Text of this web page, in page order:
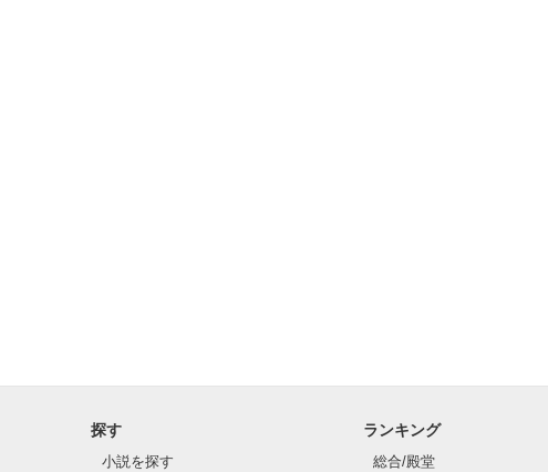
探す
小説を探す
ランキング
総合/殿堂